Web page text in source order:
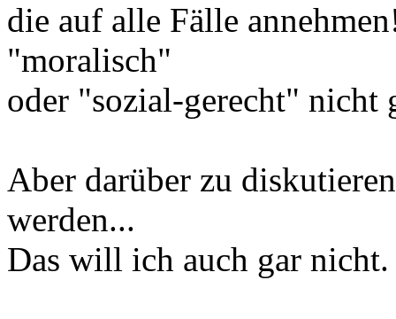
die auf alle Fälle
"moralisch"
oder "sozial-gerecht" nicht
Aber darüber zu
werden...
Das will ich auch gar nicht.